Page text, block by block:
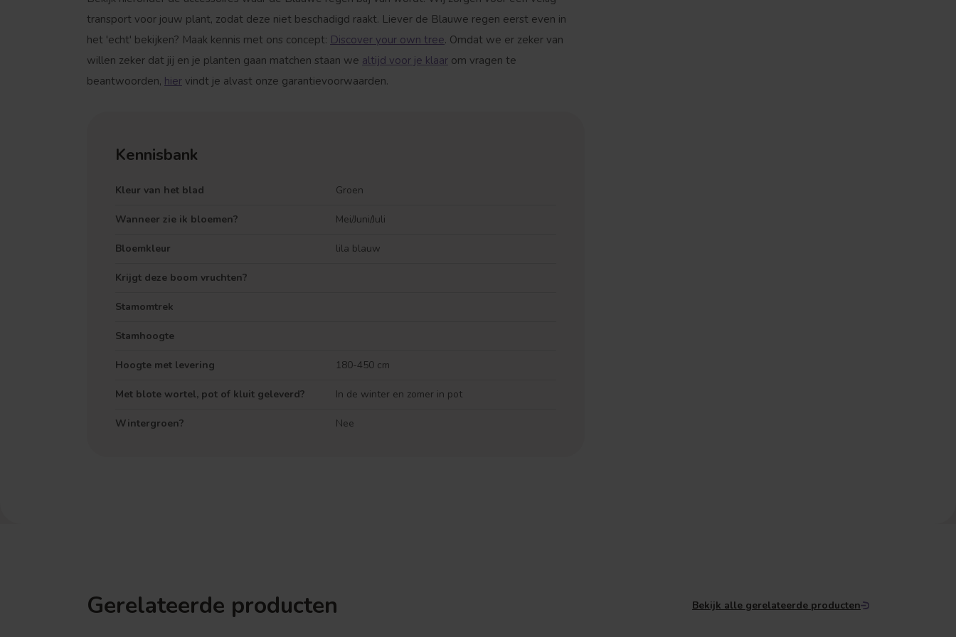
transport voor jouw plant, zodat deze niet beschadigd raakt. Liever de Blauwe regen eerst even in
het 'echt' bekijken? Maak kennis met ons concept: Discover your own tree. Omdat we er zeker van
willen zeker dat jij en je planten gaan matchen staan we altijd voor je klaar om vragen te
beantwoorden, hier vindt je alvast onze garantievoorwaarden.
Kennisbank
Kleur van het blad Groen
Wanneer zie ik bloemen? Mei/Juni/Juli
Bloemkleur lila blauw
Krijgt deze boom vruchten?
Stamomtrek
Stamhoogte
Hoogte met levering 180-450 cm
Met blote wortel, pot of kluit geleverd? In de winter en zomer in pot
Wintergroen? Nee
Gerelateerde producten Bekijk alle gerelateerde producten